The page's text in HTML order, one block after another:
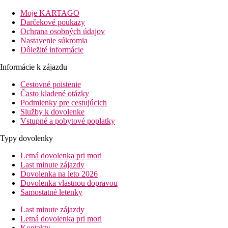
Tento 4-podlažný hotel má 55 izieb. V hoteli sa nachádza
servis je zadarmo. Služba prania bielizne, služba žehlenia
Bazén:
K vonkajšiemu vybaveniu hotela patrí bazén. Tu sú k dispozícii
Stravovanie:
Šport/ voľný čas:
Požičovňa bicyklov. Ponuka wellness: solárium prípadne za
Ďalšie informácie:
Využitie niektorých zariadení a aktivít môže byť spoplatnené
karty: American Express.
Double Standard Pokoj (Balkón Nebo Terasa):
Izby sú vybavené minibarom (prípadne za poplatok), trezorom
Vzdialenosti
3 km
Turistické centrum
Moje KARTAGO
Darčekové poukazy
Ochrana osobných údajov
Nastavenie súkromia
Dôležité informácie
Informácie k zájazdu
Cestovné poistenie
Často kladené otázky
Podmienky pre cestujúcich
Služby k dovolenke
Vstupné a pobytové poplatky
Typy dovolenky
Letná dovolenka pri mori
Last minute zájazdy
Dovolenka na leto 2026
Dovolenka vlastnou dopravou
Samostatné letenky
Last minute zájazdy
Letná dovolenka pri mori